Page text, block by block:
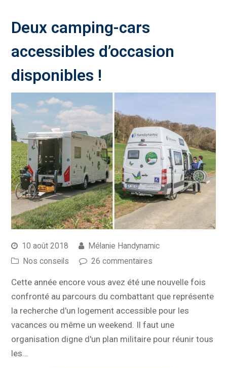
Deux camping-cars
accessibles d’occasion
disponibles !
10 août 2018
Mélanie Handynamic
Nos conseils
26 commentaires
Cette année encore vous avez été une nouvelle fois
confronté au parcours du combattant que représente
la recherche d'un logement accessible pour les
vacances ou même un weekend. Il faut une
organisation digne d'un plan militaire pour réunir tous
les…